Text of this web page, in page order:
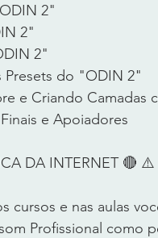
2"
2"
2"
Presets do "ODIN 2"
e Criando Camadas
e Apoiadores
DA INTERNET
cursos e nas aulas
Profissional